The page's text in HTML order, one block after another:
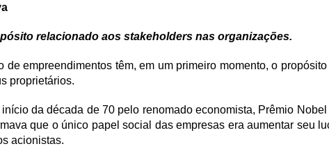
relacionado aos stakeholders nas organizações.
empreendimentos têm, em um primeiro momento, o propósito
proprietários.
da década de 70 pelo renomado economista, Prêmio Nobel
que o único papel social das empresas era aumentar seu
acionistas.